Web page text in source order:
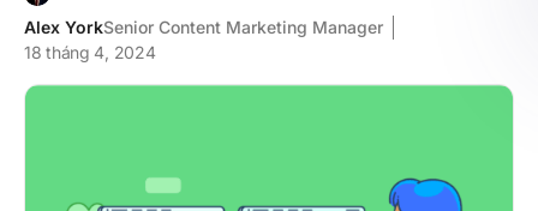
Alex YorkSenior Content Marketing Manager
18 tháng 4, 2024